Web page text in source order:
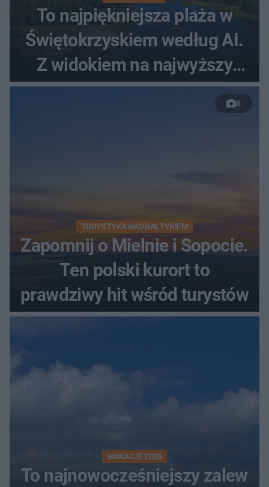
To najpiękniejsza plaża w
Świętokrzyskiem według AI.
Z widokiem na najwyższy
szczyt Gór Świętokrzyskich
6
TURYSTYKA NAD BAŁTYKIEM
Zapomnij o Mielnie i Sopocie.
Ten polski kurort to
prawdziwy hit wśród turystów
WAKACJE 2026
To najnowocześniejszy zalew